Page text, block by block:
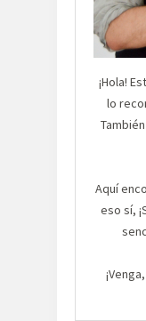
¡Hola!
lo
Aquí
eso sí,